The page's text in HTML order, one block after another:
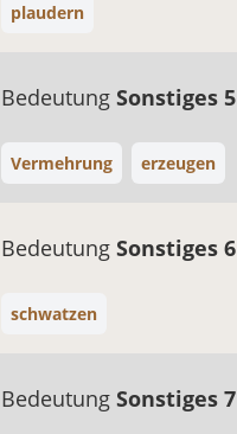
plaudern
Bedeutung Sonstiges 5
Vermehrung erzeugen
Bedeutung Sonstiges 6
schwatzen
Bedeutung Sonstiges 7